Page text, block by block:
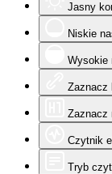
Jasny
Niskie
Wysokie
Zaznacz
Zaznacz
Czytnik
Tryb